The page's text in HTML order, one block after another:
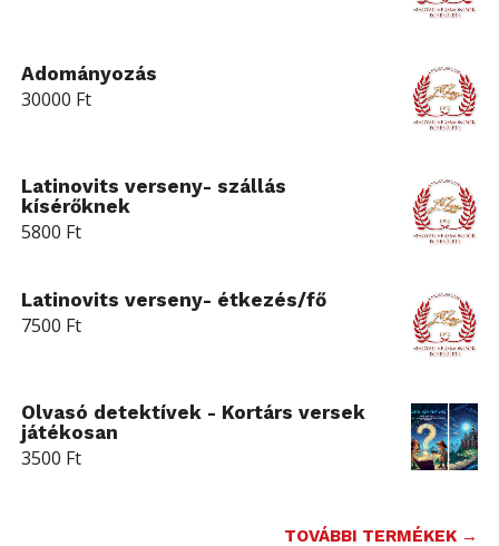
Adományozás
30000 Ft
Latinovits verseny- szállás
kísérőknek
5800 Ft
Latinovits verseny- étkezés/fő
7500 Ft
Olvasó detektívek - Kortárs versek
játékosan
3500 Ft
TOVÁBBI TERMÉKEK →